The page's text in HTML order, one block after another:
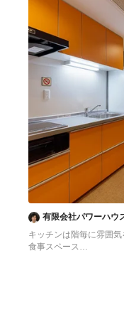
有限会社パワーハウ
キッチンは階毎に雰囲
食事スペース